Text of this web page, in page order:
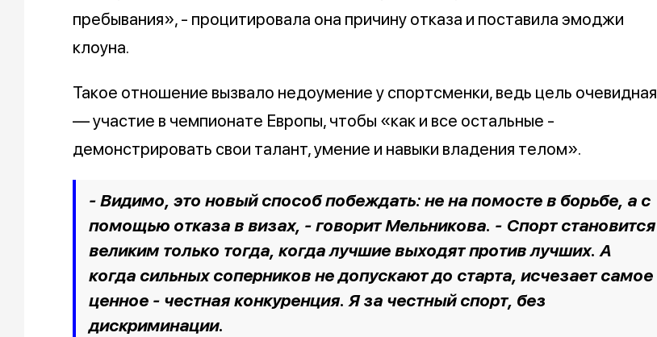
пребывания», - процитировала она причину отказа и поставила эмоджи
клоуна.
Такое отношение вызвало недоумение у спортсменки, ведь цель очевидная
— участие в чемпионате Европы, чтобы «как и все остальные -
демонстрировать свои талант, умение и навыки владения телом».
- Видимо, это новый способ побеждать: не на помосте в борьбе, а с
помощью отказа в визах, - говорит Мельникова. - Спорт становится
великим только тогда, когда лучшие выходят против лучших. А
когда сильных соперников не допускают до старта, исчезает самое
ценное - честная конкуренция. Я за честный спорт, без
дискриминации.